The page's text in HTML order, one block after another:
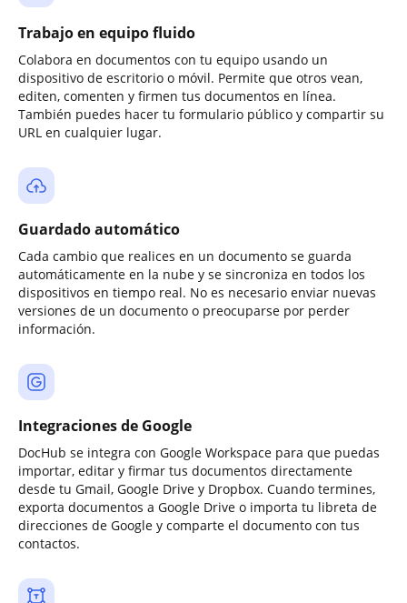
Trabajo en equipo fluido
Colabora en documentos con tu equipo usando un
dispositivo de escritorio o móvil. Permite que otros vean,
editen, comenten y firmen tus documentos en línea.
También puedes hacer tu formulario público y compartir su
URL en cualquier lugar.
Guardado automático
Cada cambio que realices en un documento se guarda
automáticamente en la nube y se sincroniza en todos los
dispositivos en tiempo real. No es necesario enviar nuevas
versiones de un documento o preocuparse por perder
información.
Integraciones de Google
DocHub se integra con Google Workspace para que puedas
importar, editar y firmar tus documentos directamente
desde tu Gmail, Google Drive y Dropbox. Cuando termines,
exporta documentos a Google Drive o importa tu libreta de
direcciones de Google y comparte el documento con tus
contactos.